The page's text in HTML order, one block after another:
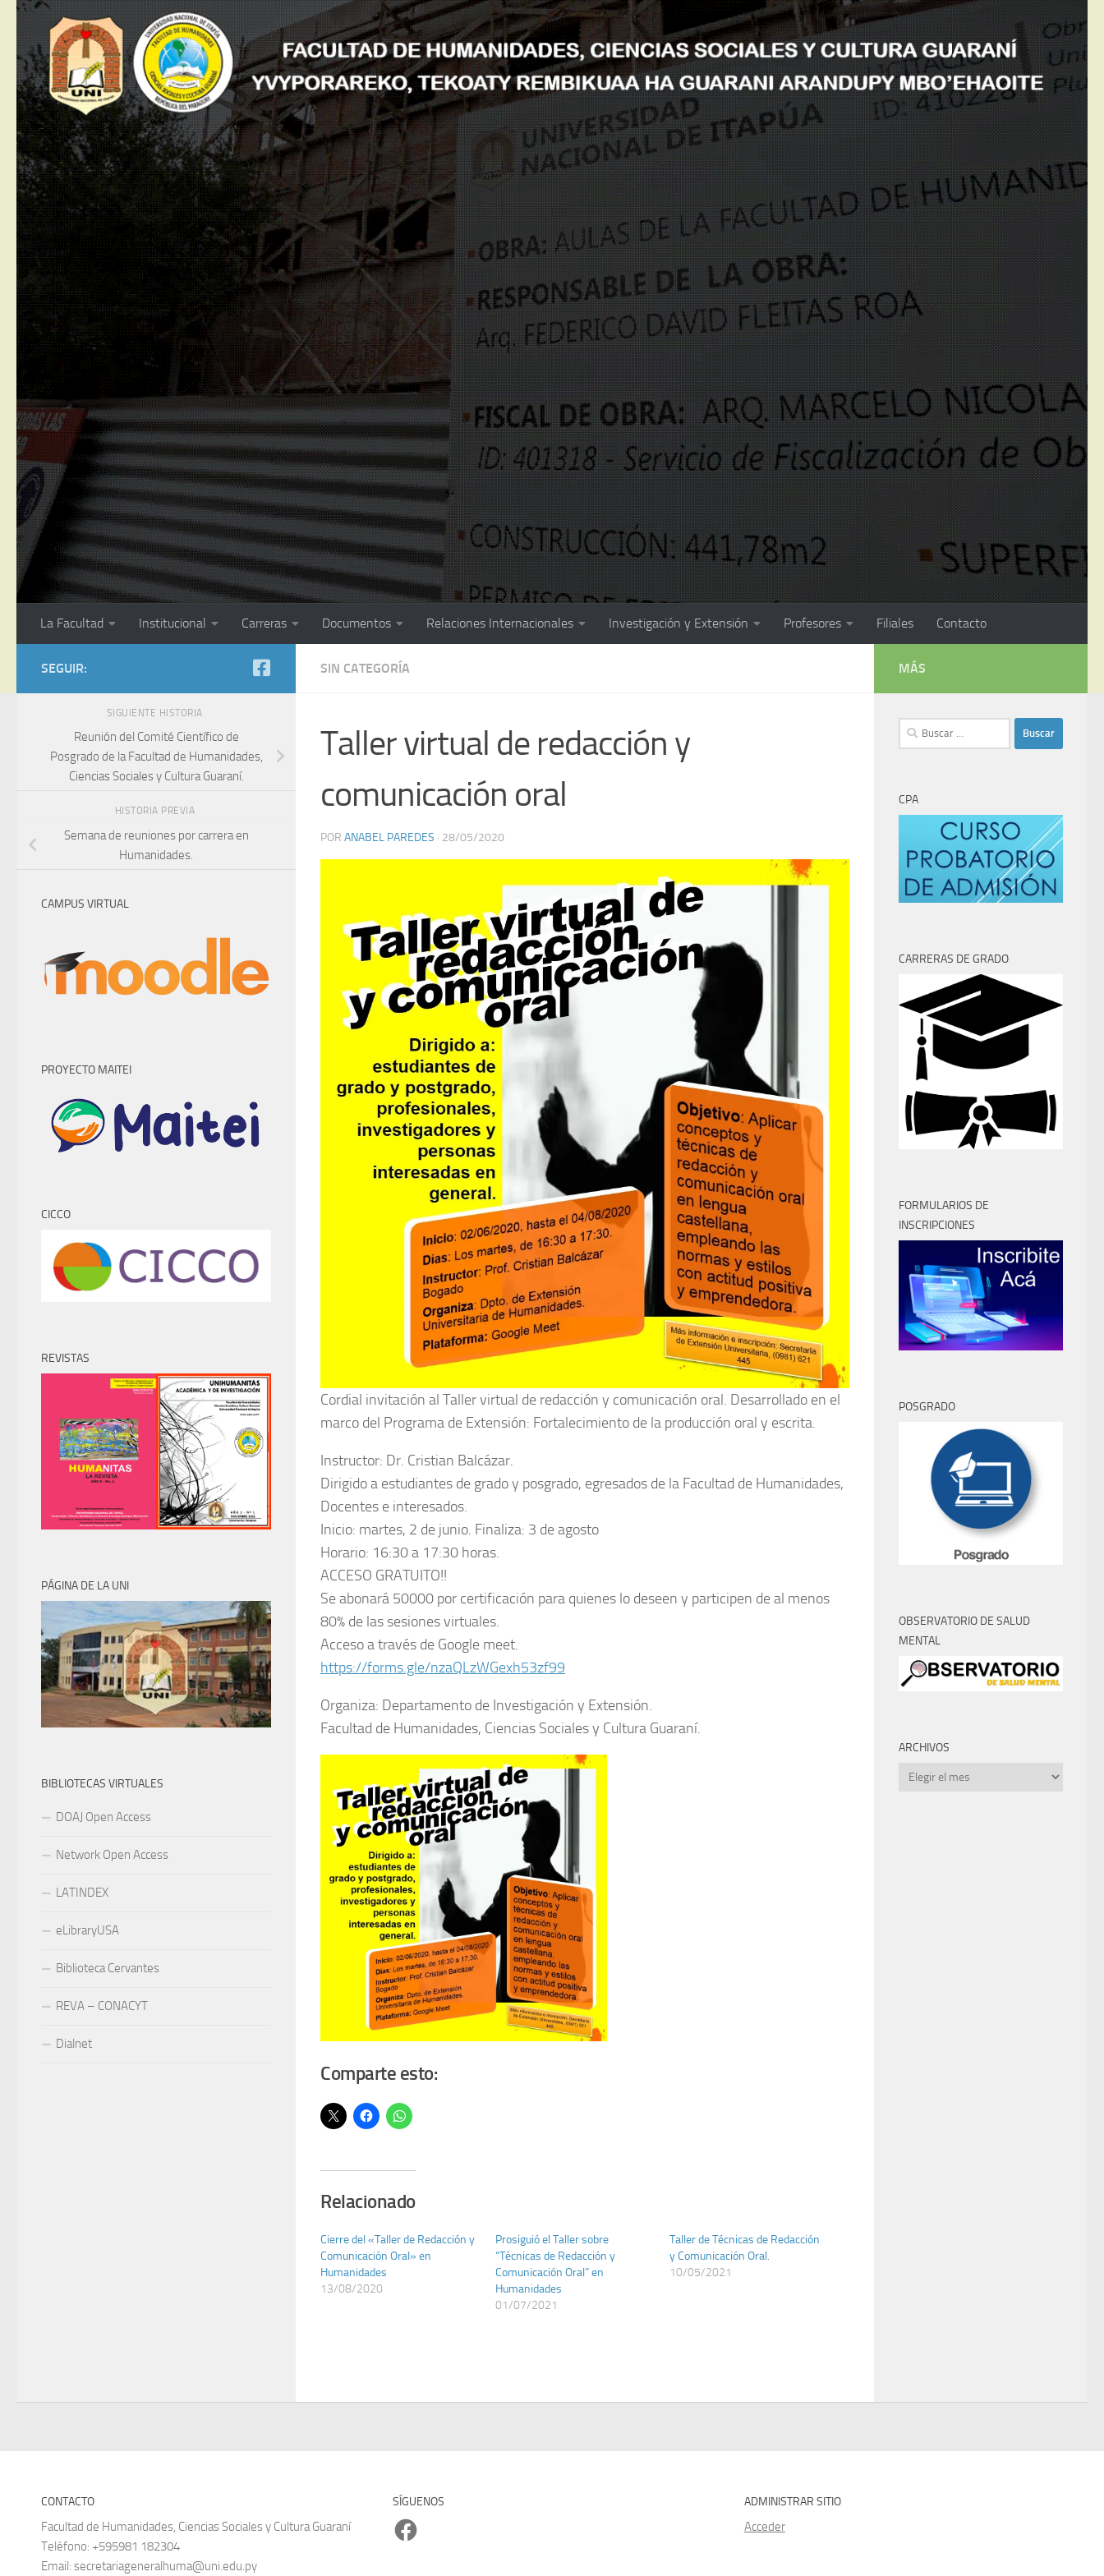
Saltar al contenido
La Facultad Institucional Carreras Documentos Relaciones Internacionales Investigación y Extensión Profesores Filiales Contacto
SIN CATEGORÍA
Taller virtual de redacción y
comunicación oral
POR ANABEL PAREDES · 28/05/2020
Cordial invitación al Taller virtual de redacción y comunicación oral. Desarrollado en el
marco del Programa de Extensión: Fortalecimiento de la producción oral y escrita.
Instructor: Dr. Cristian Balcázar.
Dirigido a estudiantes de grado y posgrado, egresados de la Facultad de Humanidades,
Docentes e interesados.
Inicio: martes, 2 de junio. Finaliza: 3 de agosto
Horario: 16:30 a 17:30 horas.
ACCESO GRATUITO!!
Se abonará 50000 por certificación para quienes lo deseen y participen de al menos
80% de las sesiones virtuales.
Acceso a través de Google meet.
https://forms.gle/nzaQLzWGexh53zf99
Organiza: Departamento de Investigación y Extensión.
Facultad de Humanidades, Ciencias Sociales y Cultura Guaraní.
Comparte esto:
Relacionado
Cierre del «Taller de Redacción y
Comunicación Oral» en
Humanidades
13/08/2020
Prosiguió el Taller sobre
“Técnicas de Redacción y
Comunicación Oral” en
Humanidades
01/07/2021
Taller de Técnicas de Redacción
y Comunicación Oral.
10/05/2021
SEGUIR:
SIGUIENTE HISTORIA
Reunión del Comité Científico de
Posgrado de la Facultad de Humanidades,
Ciencias Sociales y Cultura Guaraní.
HISTORIA PREVIA
Semana de reuniones por carrera en
Humanidades.
CAMPUS VIRTUAL
PROYECTO MAITEI
CICCO
REVISTAS
PÁGINA DE LA UNI
BIBLIOTECAS VIRTUALES
DOAJ Open Access
Network Open Access
LATINDEX
eLibraryUSA
Biblioteca Cervantes
REVA – CONACYT
Dialnet
MÁS
Buscar:
CPA
CARRERAS DE GRADO
FORMULARIOS DE
INSCRIPCIONES
POSGRADO
OBSERVATORIO DE SALUD
MENTAL
ARCHIVOS
Archivos
CONTACTO
Facultad de Humanidades, Ciencias Sociales y Cultura Guaraní
Teléfono: +595981 182304
Email: secretariageneralhuma@uni.edu.py
SÍGUENOS
Facebook
ADMINISTRAR SITIO
Acceder